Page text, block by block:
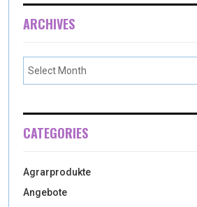
ARCHIVES
CATEGORIES
Agrarprodukte
Angebote